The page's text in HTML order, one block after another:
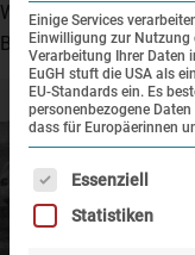
Wehrmacht mit dem
Bezüge her.
Einige Services
Einwilligung zur Nutzung
Verarbeitung Ihrer Daten
EuGH stuft die USA als
EU-Standards ein. Es
personenbezogene
dass für Europäerinnen
Es folgt eine Liste
Essenziell
Statistiken